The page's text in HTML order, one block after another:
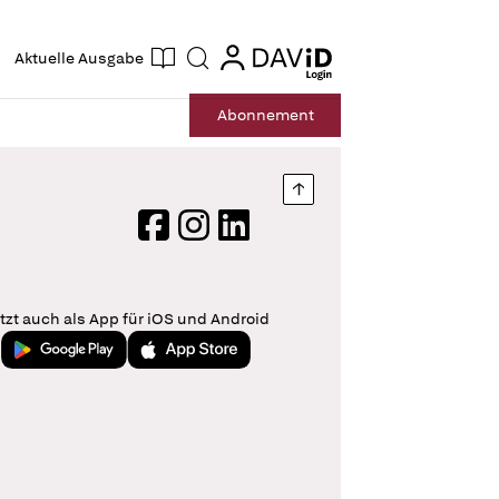
Aktuelle Ausgabe Suche login
login
Abonnement
Nach oben springen
FacebookInstagram
LinkedIn
auch als App für iOS und Android
Jetzt bei Google PlayLaden im App Store